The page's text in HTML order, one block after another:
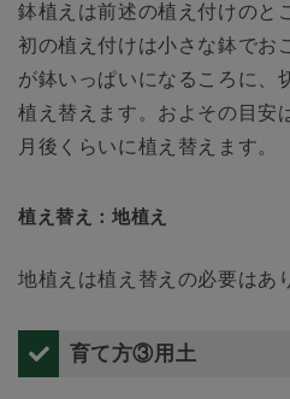
鉢植えは前述の植え付けのと
初の植え付けは小さな鉢でお
が鉢いっぱいになるころに、
植え替えます。およその目安
月後くらいに植え替えます。
植え替え：地植え
地植えは植え替えの必要はあ
育て方③用土